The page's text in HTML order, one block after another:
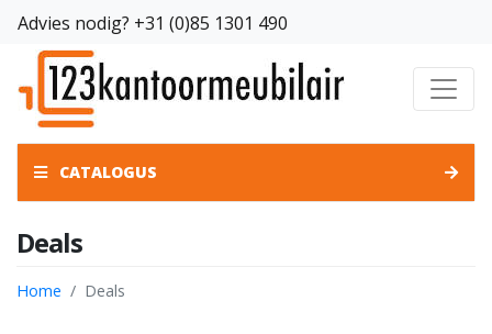
Advies nodig? +31 (0)85 1301 490
CATALOGUS
Deals
Home Deals